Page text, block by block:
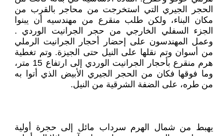
الحجر الجيري التي استخرجت من محاجر بالقرب من
مكان البناء، ولكن طلب منقرع من مهندسيه أن يبنوا
الجزء السفلي الخارجي من حجر الجرانيت الوردي .
وعمل المهندسون على إحضار أحجار الجرانيت الرملي
من أسوان وتم نقلها على النيل حتى الجيزة. وتم تغطية
هرم منقرع بأحجار الجرانيت الوردي إلى ارتفاع 15 متر،
وما فوقها فكان من الحجر الجيري الأبيض الذي أتوا به
من طره، على الضفة الشرقية من النيل.
يهبط من شمال الهرم سرداب مائل إلى حجرة أولية